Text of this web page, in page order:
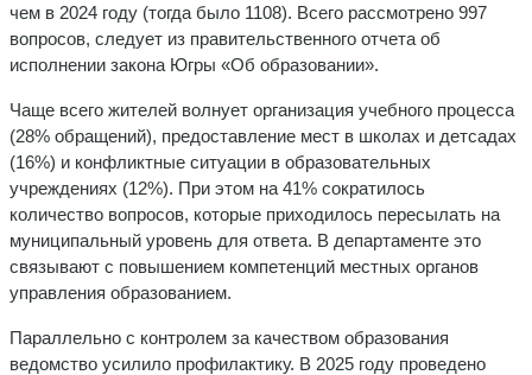
чем в 2024 году (тогда было 1108). Всего рассмотрено 997
вопросов, следует из правительственного отчета об
исполнении закона Югры «Об образовании».
Чаще всего жителей волнует организация учебного процесса
(28% обращений), предоставление мест в школах и детсадах
(16%) и конфликтные ситуации в образовательных
учреждениях (12%). При этом на 41% сократилось
количество вопросов, которые приходилось пересылать на
муниципальный уровень для ответа. В департаменте это
связывают с повышением компетенций местных органов
управления образованием.
Параллельно с контролем за качеством образования
ведомство усилило профилактику. В 2025 году проведено